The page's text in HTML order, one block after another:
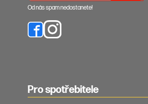
Pro spotřebitele
Od nás spam nedostanete!